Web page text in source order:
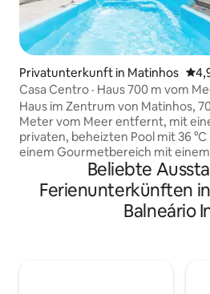
Privatunterkunft in Matinhos
Casa Centro · Haus 700 m vom
entfernt mit beheiztem Pool
Haus im Zentrum von Matinhos,
Meter vom Meer entfernt, mit
privaten, beheizten Pool mit 36 °C
einem Gourmetbereich mit einem
Es bietet Platz für bis zu 12 Gäste,
die Unterbringung für 8 Personen
besser ist. Bettwäsche ist
und die Räume sind gut geeignet
Beliebte
Ferienunterkünften
Balneário